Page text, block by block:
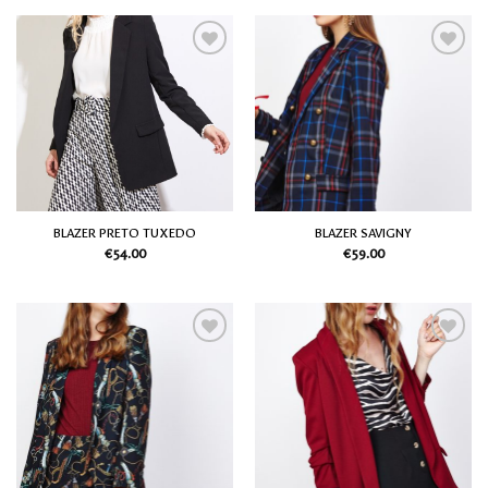
aos meus
desejos
BLAZER PRETO TUXEDO
€54.00
BLAZER SAVIGNY
€59.00
Adicionar
aos meus
desejos